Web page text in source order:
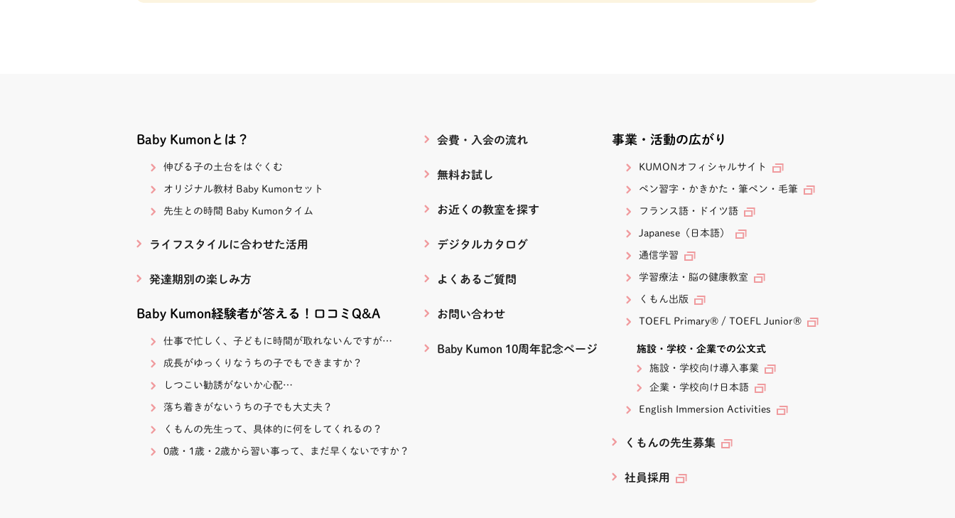
Baby Kumonとは？
伸びる子の土台をはぐくむ
オリジナル教材 Baby Kumonセット
先生との時間 Baby Kumonタイム
ライフスタイルに合わせた活用
発達期別の楽しみ方
Baby Kumon経験者が答える！口コミQ&A
仕事で忙しく、子どもに時間が取れないんですが…
成長がゆっくりなうちの子でもできますか？
しつこい勧誘がないか心配…
落ち着きがないうちの子でも大丈夫？
くもんの先生って、具体的に何をしてくれるの？
0歳・1歳・2歳から習い事って、まだ早くないですか？
会費・入会の流れ
無料お試し
お近くの教室を探す
デジタルカタログ
よくあるご質問
お問い合わせ
Baby Kumon 10周年記念ページ
事業・活動の広がり
KUMONオフィシャルサイト
ペン習字・かきかた・筆ペン・毛筆
フランス語・ドイツ語
Japanese（日本語）
通信学習
学習療法・脳の健康教室
くもん出版
TOEFL Primary®/TOEFL Junior®
施設・学校・企業での公文式
施設・学校向け導入事業
企業・学校向け日本語
English Immersion Activities
くもんの先生募集
社員採用